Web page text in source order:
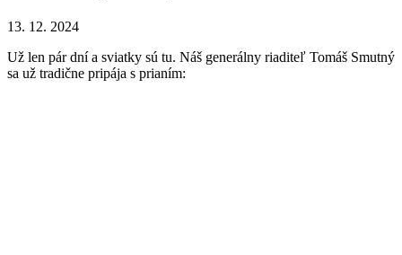
13. 12. 2024
Už len pár dní a sviatky sú tu. Náš generálny riaditeľ Tomáš Smutný
sa už tradične pripája s prianím: